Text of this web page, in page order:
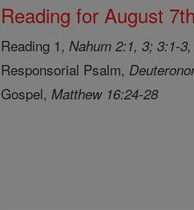
Reading for August
Reading 1,Nahum 2:1, 3; 3:1-
Responsorial Psalm,
Gospel,Matthew 16:24-28